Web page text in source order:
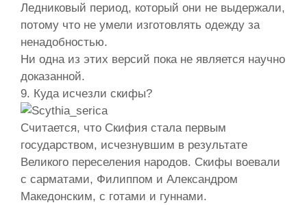
Ледниковый период, который они не выдержали,
потому что не умели изготовлять одежду за
ненадобностью.
Ни одна из этих версий пока не является научно
доказанной.
9. Куда исчезли скифы?
Считается, что Скифия стала первым
государством, исчезнувшим в результате
Великого переселения народов. Скифы воевали
с сарматами, Филиппом и Александром
Македонским, с готами и гуннами.